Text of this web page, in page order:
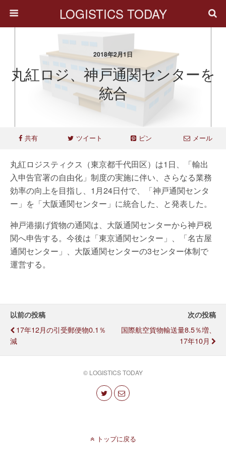
LOGISTICS TODAY
2018年2月1日
丸紅ロジ、神戸通関センターを
統合
共有 ツイート ピン メール
丸紅ロジスティクス（東京都千代田区）は1日、「輸出
入申告官署の自由化」制度の実施に伴い、さらなる業務
効率の向上を目指し、1月24日付で、「神戸通関センタ
ー」を「大阪通関センター」に統合した、と発表した。
神戸港揚げ貨物の通関は、大阪通関センターから神戸税
関へ申告する。今後は「東京通関センター」、「名古屋
通関センター」、大阪通関センターの3センター体制で
運営する。
以前の投稿
17年12月の引受郵便物0.1％
減
次の投稿
国際航空貨物輸送量8.5％増、
17年10月
© LOGISTICS TODAY
トップに戻る